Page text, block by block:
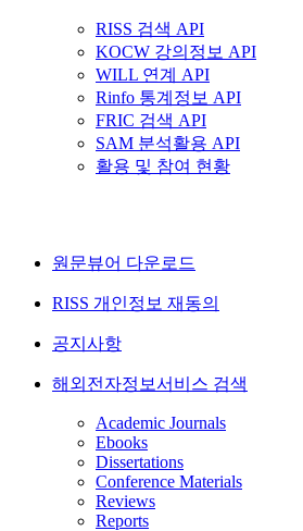
RISS 검색 API
KOCW 강의정보 API
WILL 연계 API
Rinfo 통계정보 API
FRIC 검색 API
SAM 분석활용 API
활용 및 참여 현황
원문뷰어 다운로드
RISS 개인정보 재동의
공지사항
해외전자정보서비스 검색
Academic Journals
Ebooks
Dissertations
Conference Materials
Reviews
Reports